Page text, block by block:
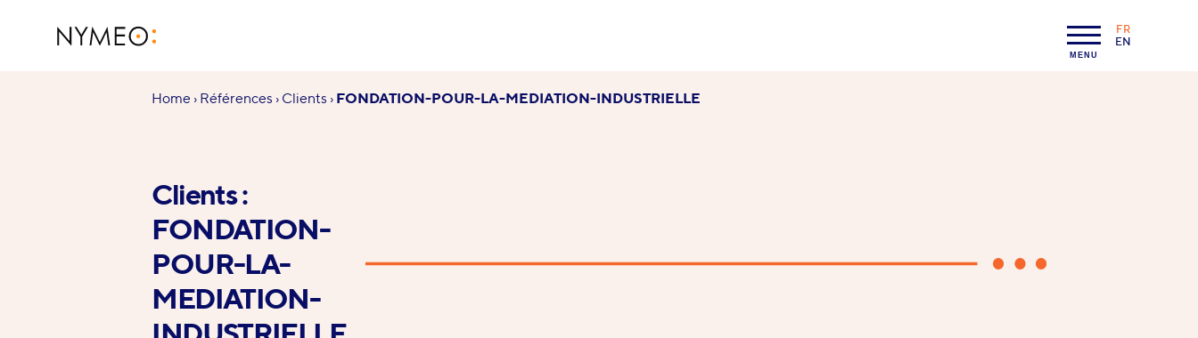
MENU
LANGAGE :
FR
EN
Vous
Home › Références › Clients › FONDATION-POUR-LA-MEDIATION-INDUSTRIELLE
Clients :
FONDATION-
POUR-LA-
MEDIATION-